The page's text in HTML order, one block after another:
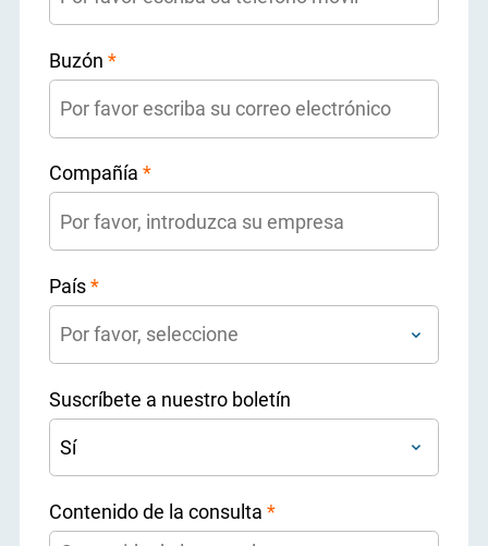
Buzón *
Compañía *
País*
Suscríbete a nuestro boletín
Contenido de la consulta *